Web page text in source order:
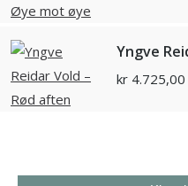
Yngve
kr 4.725,00